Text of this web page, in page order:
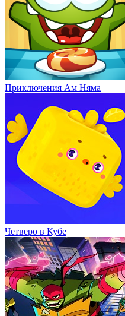
Приключения Ам Няма
Четверо в Кубе